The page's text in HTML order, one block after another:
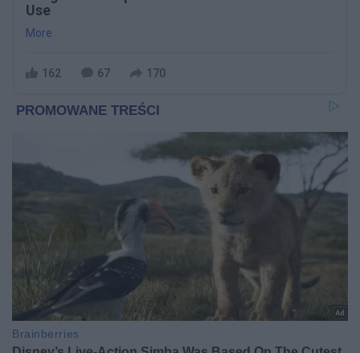
Use
More
162 67 170